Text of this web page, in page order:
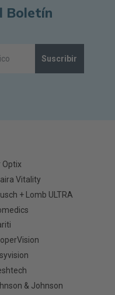
Boletín
Suscribir
Optix
Vitality
+ Lomb ULTRA
& Johnson